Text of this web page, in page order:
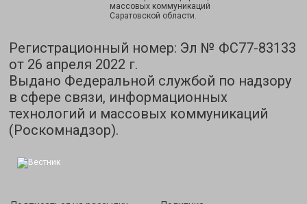
массовых коммуникаций
Саратовской области.
Регистрационный номер: Эл № ФС77-83133
от 26 апреля 2022 г.
Выдано Федеральной службой по надзору
в сфере связи, информационных
технологий и массовых коммуникаций
(Роскомнадзор).